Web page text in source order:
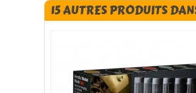
15 AUTRES PRODUITS